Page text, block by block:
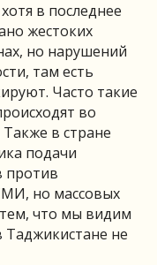
в последнее
жестоких
но нарушений
там есть
Часто такие
во
в стране
подачи
против
но массовых
что мы видим
Таджикистане не